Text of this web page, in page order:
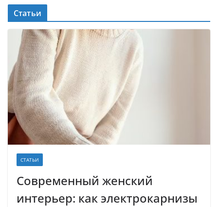
Статьи
СТАТЬИ
Современный женский
интерьер: как электрокарнизы